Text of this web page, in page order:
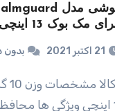
مک بوک 13 اینچی
21 اکتبر 2021 بدون
مک بوک 13 اینچی ویژگی ها